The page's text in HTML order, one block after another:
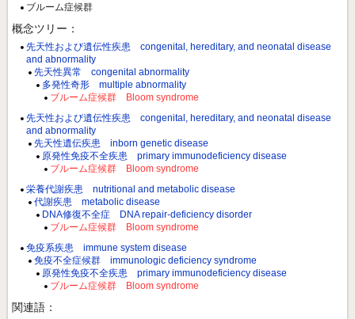
ブルーム症候群
概念ツリー：
先天性および遺伝性疾患 congenital, hereditary, and neonatal disease
and abnormality
先天性異常 congenital abnormality
多発性奇形 multiple abnormality
ブルーム症候群 Bloom syndrome
先天性および遺伝性疾患 congenital, hereditary, and neonatal disease
and abnormality
先天性遺伝疾患 inborn genetic disease
原発性免疫不全疾患 primary immunodeficiency disease
ブルーム症候群 Bloom syndrome
栄養代謝疾患 nutritional and metabolic disease
代謝疾患 metabolic disease
DNA修復不全症 DNA repair-deficiency disorder
ブルーム症候群 Bloom syndrome
免疫系疾患 immune system disease
免疫不全症候群 immunologic deficiency syndrome
原発性免疫不全疾患 primary immunodeficiency disease
ブルーム症候群 Bloom syndrome
関連語：